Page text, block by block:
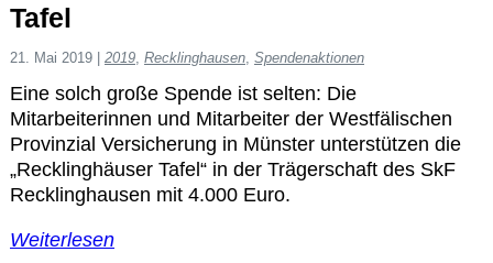
Tafel
21. Mai 2019 | 2019 Recklinghausen Spendenaktionen
Eine solch große Spende ist selten: Die
Mitarbeiterinnen und Mitarbeiter der Westfälischen
Provinzial Versicherung in Münster unterstützen die
„Recklinghäuser Tafel“ in der Trägerschaft des SkF
Recklinghausen mit 4.000 Euro.
Weiterlesen